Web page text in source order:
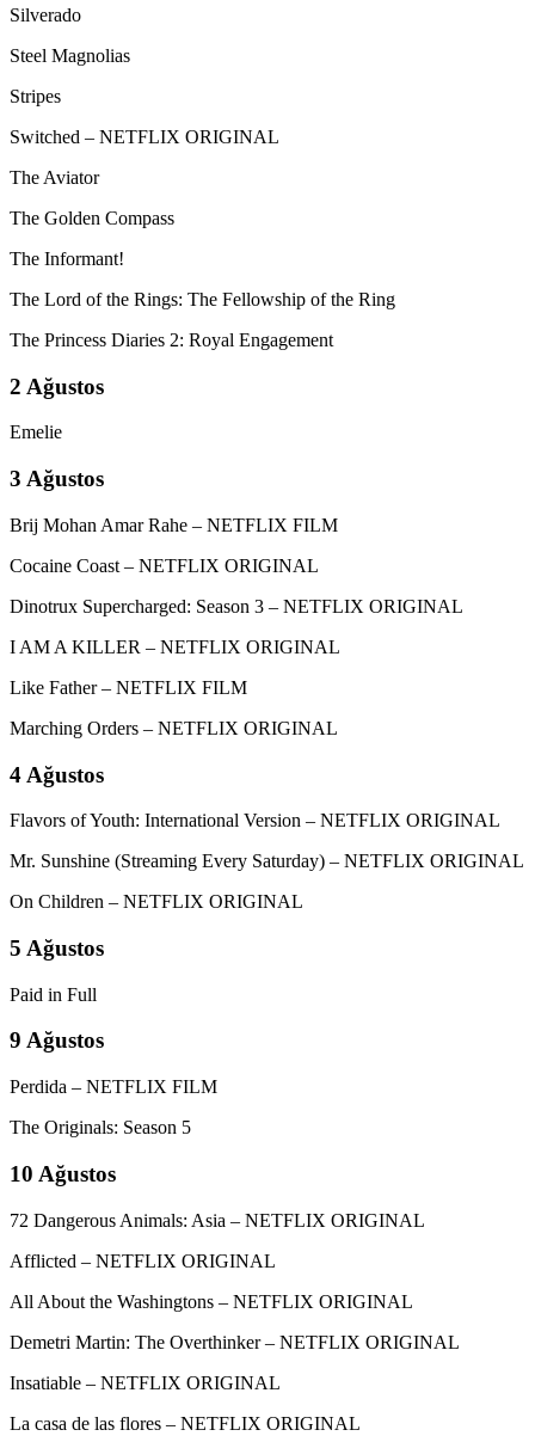
Silverado
Steel Magnolias
Stripes
Switched – NETFLIX ORIGINAL
The Aviator
The Golden Compass
The Informant!
The Lord of the Rings: The Fellowship of the Ring
The Princess Diaries 2: Royal Engagement
2 Ağustos
Emelie
3 Ağustos
Brij Mohan Amar Rahe – NETFLIX FILM
Cocaine Coast – NETFLIX ORIGINAL
Dinotrux Supercharged: Season 3 – NETFLIX ORIGINAL
I AM A KILLER – NETFLIX ORIGINAL
Like Father – NETFLIX FILM
Marching Orders – NETFLIX ORIGINAL
4 Ağustos
Flavors of Youth: International Version – NETFLIX ORIGINAL
Mr. Sunshine (Streaming Every Saturday) – NETFLIX ORIGINAL
On Children – NETFLIX ORIGINAL
5 Ağustos
Paid in Full
9 Ağustos
Perdida – NETFLIX FILM
The Originals: Season 5
10 Ağustos
72 Dangerous Animals: Asia – NETFLIX ORIGINAL
Afflicted – NETFLIX ORIGINAL
All About the Washingtons – NETFLIX ORIGINAL
Demetri Martin: The Overthinker – NETFLIX ORIGINAL
Insatiable – NETFLIX ORIGINAL
La casa de las flores – NETFLIX ORIGINAL